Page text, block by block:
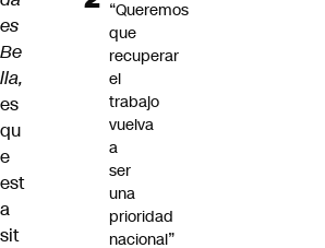
es
Be
lla,
es
qu
e
est
a
sit
“Queremos
que
recuperar
el
trabajo
vuelva
a
ser
una
prioridad
nacional”